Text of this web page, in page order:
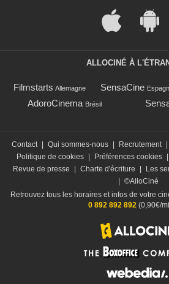
ALLOCINÉ À
Filmstarts Allemagne SensaCine
AdoroCinema Brésil
Contact Qui sommes-nous Recrutement
Politique de cookies
Préférences cookies
Revue de presse
Charte d'écriture Les
©AlloCiné
Retrouvez tous les horaires et infos de votre
0 892 892 892(0,90€/